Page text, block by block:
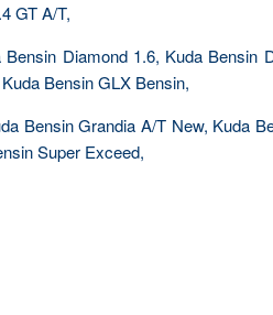
GT A/T,
Diamond 1.6, Kuda Bensin
Bensin GLX Bensin,
Bensin Grandia A/T New, Kuda
Super Exceed,